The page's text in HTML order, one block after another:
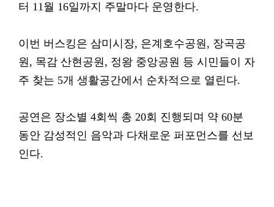
터 11월 16일까지 주말마다 운영한다.
이번 버스킹은 삼미시장, 은계호수공원, 장곡공
원, 목감 산현공원, 정왕 중앙공원 등 시민들이 자
주 찾는 5개 생활공간에서 순차적으로 열린다.
공연은 장소별 4회씩 총 20회 진행되며 약 60분
동안 감성적인 음악과 다채로운 퍼포먼스를 선보
인다.